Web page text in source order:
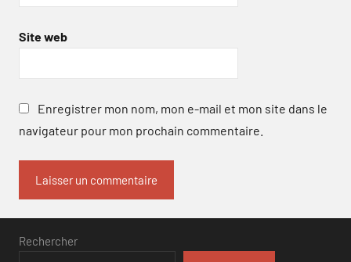
Site web
Enregistrer mon nom, mon e-mail et mon site dans le
navigateur pour mon prochain commentaire.
Rechercher